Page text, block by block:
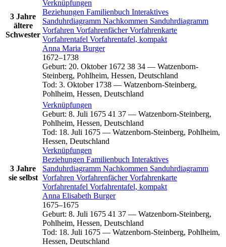
3 Jahre
ältere
Schwester
Verknüpfungen
Beziehungen Familienbuch Interaktives
Sanduhrdiagramm Nachkommen Sanduhrdiagramm
Vorfahren VorfahrenfächerVorfahrenkarte
Vorfahrentafel Vorfahrentafel, kompakt
Anna Maria Burger
1672–1738
Geburt: 20. Oktober 1672 38 34 — Watzenborn-
Steinberg, Pohlheim, Hessen, Deutschland
Tod: 3. Oktober 1738 — Watzenborn-Steinberg,
Pohlheim, Hessen, Deutschland
3 Jahre
sie selbst
Verknüpfungen
Geburt: 8. Juli 1675 41 37 — Watzenborn-Steinberg,
Pohlheim, Hessen, Deutschland
Tod: 18. Juli 1675 — Watzenborn-Steinberg, Pohlheim,
Hessen, Deutschland
Verknüpfungen
Beziehungen Familienbuch Interaktives
Sanduhrdiagramm Nachkommen Sanduhrdiagramm
Vorfahren VorfahrenfächerVorfahrenkarte
Vorfahrentafel Vorfahrentafel, kompakt
Anna Elisabeth Burger
1675–1675
Geburt: 8. Juli 1675 41 37 — Watzenborn-Steinberg,
Pohlheim, Hessen, Deutschland
Tod: 18. Juli 1675 — Watzenborn-Steinberg, Pohlheim,
Hessen, Deutschland